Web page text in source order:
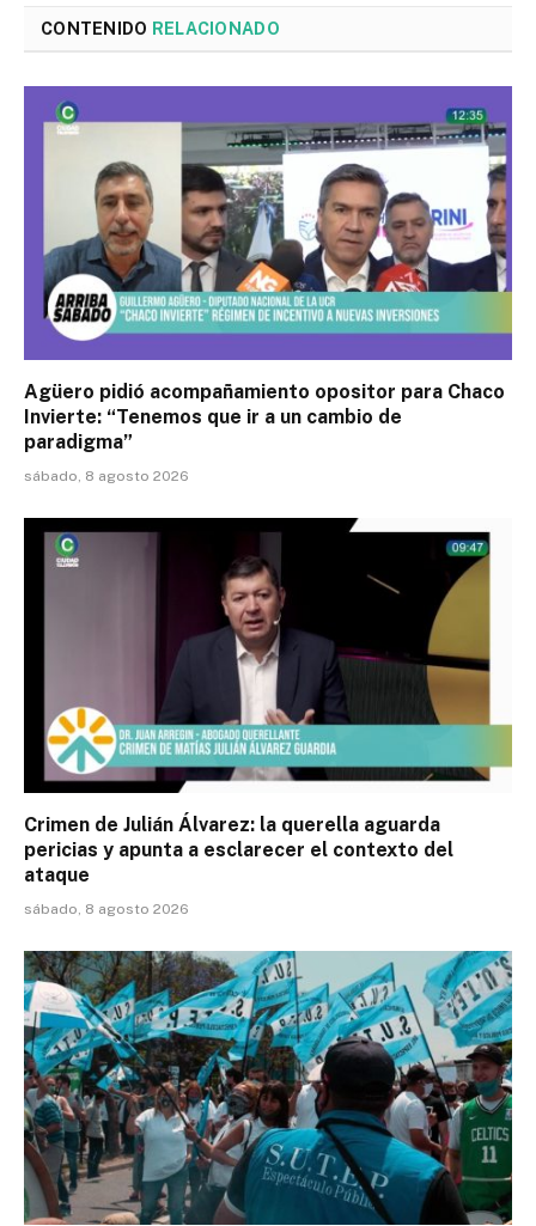
CONTENIDO RELACIONADO
Agüero pidió acompañamiento opositor para Chaco
Invierte: “Tenemos que ir a un cambio de
paradigma”
sábado, 8 agosto 2026
Crimen de Julián Álvarez: la querella aguarda
pericias y apunta a esclarecer el contexto del
ataque
sábado, 8 agosto 2026